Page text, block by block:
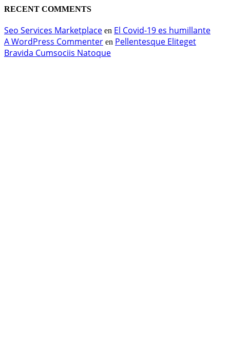
RECENT COMMENTS
Seo Services Marketplace en El Covid-19 es humillante
A WordPress Commenter en Pellentesque Eliteget
Bravida Cumsociis Natoque